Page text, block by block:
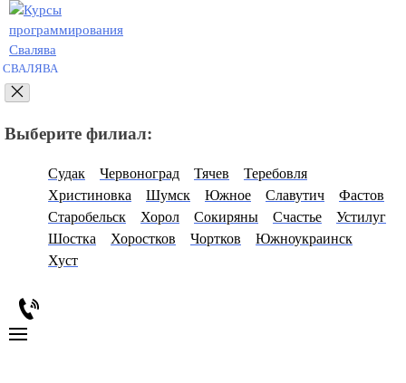
СВАЛЯВА
Выберите филиал:
Судак Червоноград Тячев
Теребовля
Христиновка
Шумск Южное Славутич
Фастов
Старобельск
Хорол Сокиряны Счастье
Устилуг
Шостка
Хоростков Чортков
Южноукраинск
Хуст